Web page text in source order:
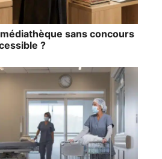
sans concours
?